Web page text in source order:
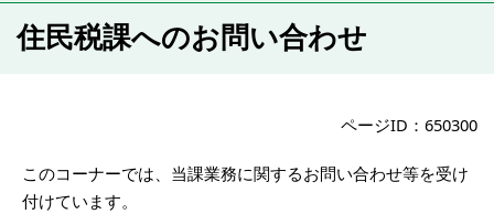
住民税課へのお問い合わせ
ページID：650300
このコーナーでは、当課業務に関するお問い合わせ等を受け
付けています。